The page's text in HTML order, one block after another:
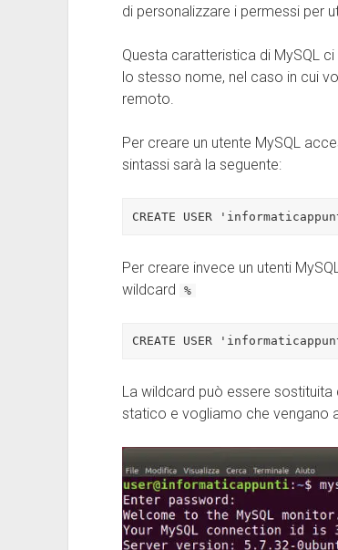
di personalizzare i permessi per
Questa caratteristica di MySQL
lo stesso nome, nel caso in cui
remoto.
Per creare un utente MySQL
sintassi sarà la seguente:
CREATE USER
Per creare invece un utenti
wildcard
%
CREATE USER
La wildcard può essere
statico e vogliamo che vengano